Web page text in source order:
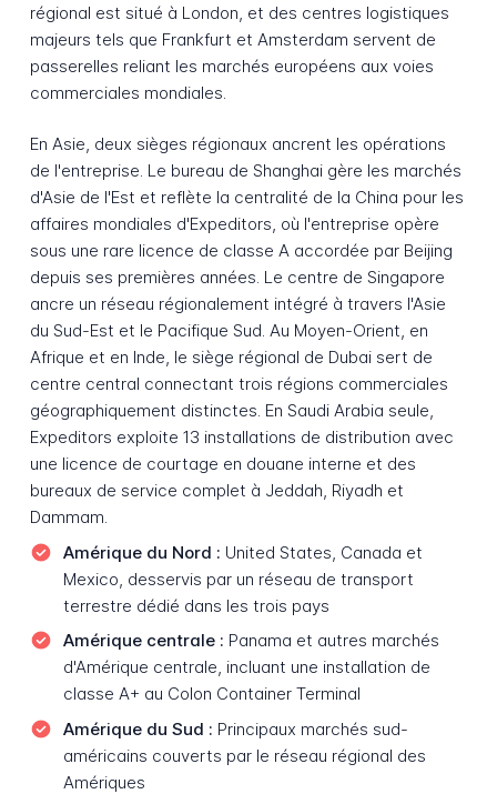
régional est situé à London, et des centres logistiques
majeurs tels que Frankfurt et Amsterdam servent de
passerelles reliant les marchés européens aux voies
commerciales mondiales.
En Asie, deux sièges régionaux ancrent les opérations
de l'entreprise. Le bureau de Shanghai gère les marchés
d'Asie de l'Est et reflète la centralité de la China pour les
affaires mondiales d'Expeditors, où l'entreprise opère
sous une rare licence de classe A accordée par Beijing
depuis ses premières années. Le centre de Singapore
ancre un réseau régionalement intégré à travers l'Asie
du Sud-Est et le Pacifique Sud. Au Moyen-Orient, en
Afrique et en Inde, le siège régional de Dubai sert de
centre central connectant trois régions commerciales
géographiquement distinctes. En Saudi Arabia seule,
Expeditors exploite 13 installations de distribution avec
une licence de courtage en douane interne et des
bureaux de service complet à Jeddah, Riyadh et
Dammam.
Amérique du Nord : United States, Canada et
Mexico, desservis par un réseau de transport
terrestre dédié dans les trois pays
Amérique centrale : Panama et autres marchés
d'Amérique centrale, incluant une installation de
classe A+ au Colon Container Terminal
Amérique du Sud : Principaux marchés sud-
américains couverts par le réseau régional des
Amériques